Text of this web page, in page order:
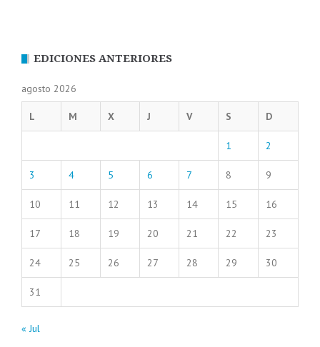
EDICIONES ANTERIORES
agosto 2026
L M X J V S D
1 2
3 4 5 6 7 8 9
10 11 12 13 14 15 16
17 18 19 20 21 22 23
24 25 26 27 28 29 30
31
« Jul